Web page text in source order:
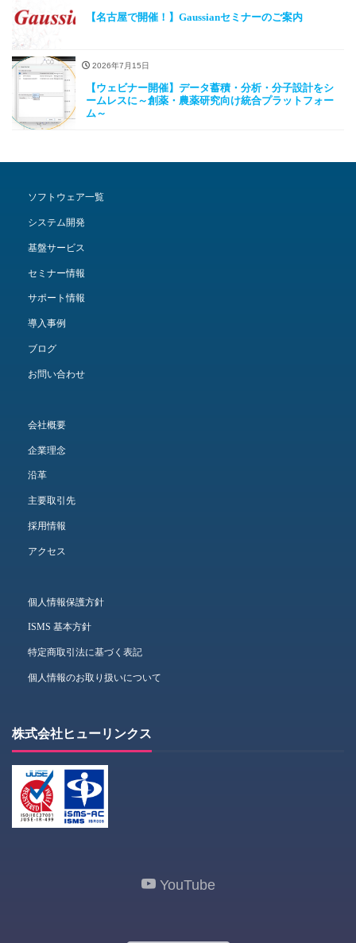
【名古屋で開催！】Gaussianセミナーのご案内
2026年7月15日
【ウェビナー開催】データ蓄積・分析・分子設計をシ
ームレスに～創薬・農薬研究向け統合プラットフォー
ム～
ソフトウェア一覧
システム開発
基盤サービス
セミナー情報
サポート情報
導入事例
ブログ
お問い合わせ
会社概要
企業理念
沿革
主要取引先
採用情報
アクセス
個人情報保護方針
ISMS 基本方針
特定商取引法に基づく表記
個人情報のお取り扱いについて
株式会社ヒューリンクス
YouTube